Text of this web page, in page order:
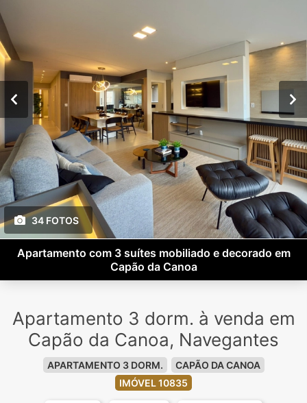
34 FOTOS
Apartamento com 3 suítes mobiliado e decorado em
Capão da Canoa
Apartamento 3 dorm. à venda em
Capão da Canoa, Navegantes
APARTAMENTO 3 DORM.
CAPÃO DA CANOA
IMÓVEL 10835